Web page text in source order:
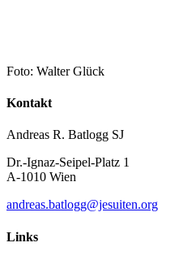
Foto: Walter Glück
Kontakt
Andreas R. Batlogg SJ
Dr.-Ignaz-Seipel-Platz 1
A-1010 Wien
andreas.batlogg@jesuiten.org
Links